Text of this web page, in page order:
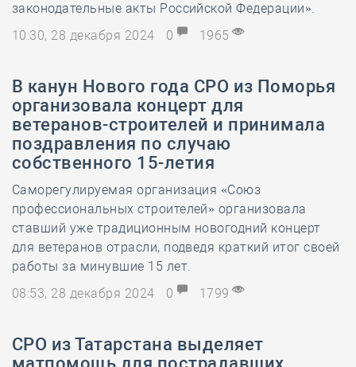
законодательные акты Российской Федерации».
10:30, 28 декабря 2024
0 1965
В канун Нового года СРО из Поморья
организовала концерт для
ветеранов-строителей и принимала
поздравления по случаю
собственного 15-летия
Саморегулируемая организация «Союз
профессиональных строителей» организовала
ставший уже традиционным новогодний концерт
для ветеранов отрасли, подведя краткий итог своей
работы за минувшие 15 лет.
08:53, 28 декабря 2024
0 1799
СРО из Татарстана выделяет